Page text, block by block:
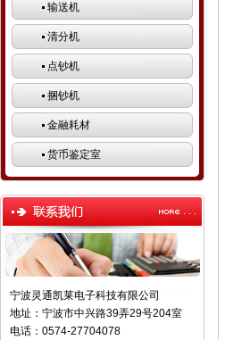
输送机
清分机
点钞机
捆钞机
金融耗材
货币鉴定室
宁波灵通凯莱电子科技有限公司
地址：宁波市中兴路39弄29号204室
电话：0574-27704078